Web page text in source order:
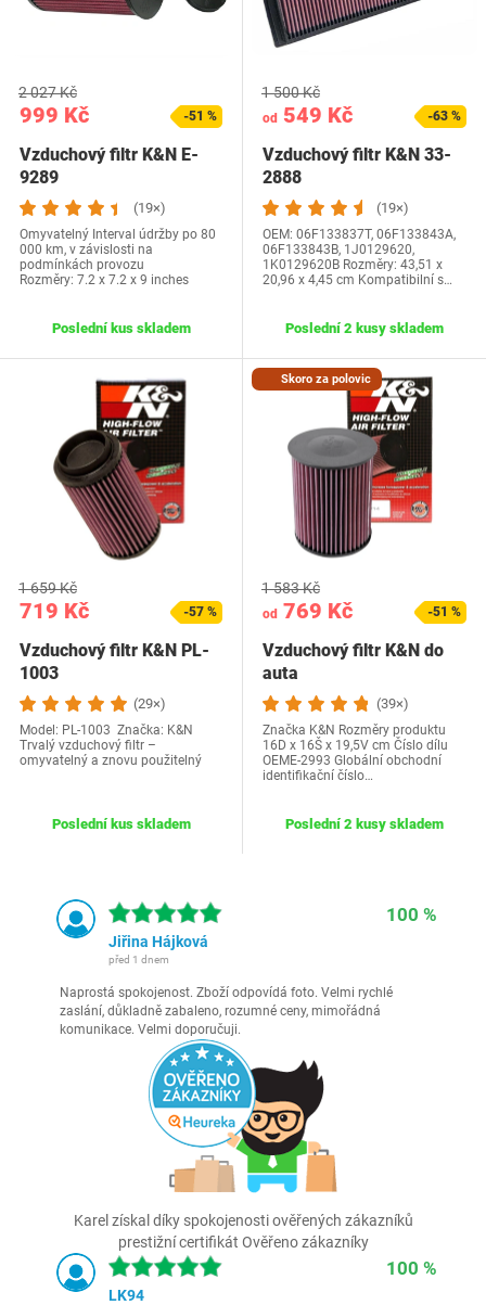
999 Kč
2 027 Kč
-51 %
Vzduchový filtr K&N E-
9289
(19×)
Omyvatelný Interval údržby po 80
000 km, v závislosti na
podmínkách provozu
Rozměry: 7.2 x 7.2 x 9 inches
Poslední kus skladem
od 549 Kč
1 500 Kč
-63 %
Vzduchový filtr K&N 33-
2888
(19×)
OEM: ‎06F133837T, 06F133843A,
06F133843B, 1J0129620,
1K0129620B Rozměry: ‎43,51 x
20,96 x 4,45 cm Kompatibilní s…
Poslední 2 kusy skladem
719 Kč
1 659 Kč
-57 %
Vzduchový filtr K&N PL-
1003
(29×)
Model: PL-1003 Značka: K&N
Trvalý vzduchový filtr –
omyvatelný a znovu použitelný
Poslední kus skladem
Skoro za polovic
od 769 Kč
1 583 Kč
-51 %
Vzduchový filtr K&N do
auta
(39×)
Značka K&N Rozměry produktu
16D x 16Š x 19,5V cm Číslo dílu
OEME-2993 Globální obchodní
identifikační číslo…
Poslední 2 kusy skladem
100 %
Jiřina Hájková
před 1 dnem
Naprostá spokojenost. Zboží odpovídá foto. Velmi rychlé
zaslání, důkladně zabaleno, rozumné ceny, mimořádná
komunikace. Velmi doporučuji.
Karel získal díky spokojenosti ověřených zákazníků
prestižní certifikát Ověřeno zákazníky
100 %
LK94